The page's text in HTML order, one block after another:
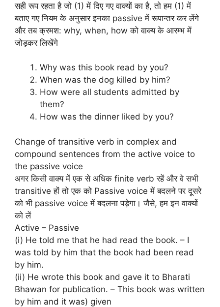
सही रूप रहता है जो (1) में दिए गए वाक्यों का है, तो हम (1) में
बताए गए नियम के अनुसार इनका passive में रूपान्तर कर लेंगे
और तब क्रमश: why, when, how को वाक्य के आरम्भ में
जोड़कर लिखेंगे
Why was this book read by you?
When was the dog killed by him?
How were all students admitted by
them?
How was the dinner liked by you?
Change of transitive verb in complex and
compound sentences from the active voice to
the passive voice
अगर किसी वाक्य में एक से अधिक finite verb रहें और वे सभी
transitive हों तो एक को Passive voice में बदलने पर दूसरे
को भी passive voice में बदलना पड़ेगा। जैसे, हम इन वाक्यों
को लें
Active – Passive
(i) He told me that he had read the book. – I
was told by him that the book had been read
by him.
(ii) He wrote this book and gave it to Bharati
Bhawan for publication. – This book was written
by him and it was) given